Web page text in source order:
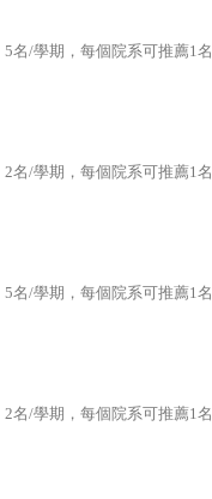
名/學期，每個院系可推薦1名
名/學期，每個院系可推薦1名
名/學期，每個院系可推薦1名
名/學期，每個院系可推薦1名